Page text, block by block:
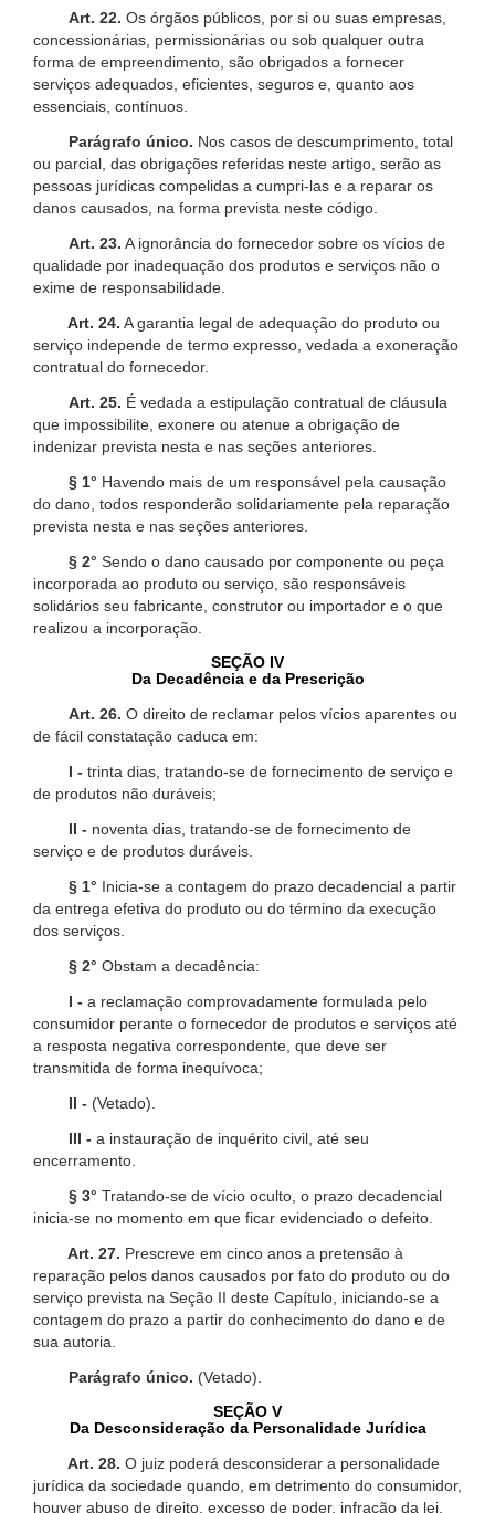
Art. 22. Os órgãos públicos, por si ou suas empresas,
concessionárias, permissionárias ou sob qualquer outra
forma de empreendimento, são obrigados a fornecer
serviços adequados, eficientes, seguros e, quanto aos
essenciais, contínuos.
Parágrafo único. Nos casos de descumprimento, total
ou parcial, das obrigações referidas neste artigo, serão as
pessoas jurídicas compelidas a cumpri-las e a reparar os
danos causados, na forma prevista neste código.
Art. 23. A ignorância do fornecedor sobre os vícios de
qualidade por inadequação dos produtos e serviços não o
exime de responsabilidade.
Art. 24. A garantia legal de adequação do produto ou
serviço independe de termo expresso, vedada a exoneração
contratual do fornecedor.
Art. 25. É vedada a estipulação contratual de cláusula
que impossibilite, exonere ou atenue a obrigação de
indenizar prevista nesta e nas seções anteriores.
§ 1° Havendo mais de um responsável pela causação
do dano, todos responderão solidariamente pela reparação
prevista nesta e nas seções anteriores.
§ 2° Sendo o dano causado por componente ou peça
incorporada ao produto ou serviço, são responsáveis
solidários seu fabricante, construtor ou importador e o que
realizou a incorporação.
SEÇÃO IV
Da Decadência e da Prescrição
Art. 26. O direito de reclamar pelos vícios aparentes ou
de fácil constatação caduca em:
I - trinta dias, tratando-se de fornecimento de serviço e
de produtos não duráveis;
II - noventa dias, tratando-se de fornecimento de
serviço e de produtos duráveis.
§ 1° Inicia-se a contagem do prazo decadencial a partir
da entrega efetiva do produto ou do término da execução
dos serviços.
§ 2° Obstam a decadência:
I - a reclamação comprovadamente formulada pelo
consumidor perante o fornecedor de produtos e serviços até
a resposta negativa correspondente, que deve ser
transmitida de forma inequívoca;
II - (Vetado).
III - a instauração de inquérito civil, até seu
encerramento.
§ 3° Tratando-se de vício oculto, o prazo decadencial
inicia-se no momento em que ficar evidenciado o defeito.
Art. 27. Prescreve em cinco anos a pretensão à
reparação pelos danos causados por fato do produto ou do
serviço prevista na Seção II deste Capítulo, iniciando-se a
contagem do prazo a partir do conhecimento do dano e de
sua autoria.
Parágrafo único. (Vetado).
SEÇÃO V
Da Desconsideração da Personalidade Jurídica
Art. 28. O juiz poderá desconsiderar a personalidade
jurídica da sociedade quando, em detrimento do consumidor,
houver abuso de direito, excesso de poder, infração da lei,